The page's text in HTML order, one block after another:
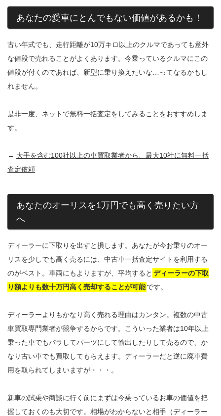
あなたの愛車にとんでもない価値があるかも！
古い年式でも、走行距離が10万キロ以上のクルマであっても意外
な値段で売れることがよくあります。今乗っているクルマにこの
値段が付くのであれば、新型に乗り換えたいな…ってなるかもし
れません。
是非一度、ネットで無料一括査定をしてみることをおすすめしま
す。
→ 大手を含む100社以上の車買取業者から、最大10社に無料一括
査定依頼
あなたのオーリスを1万円でも高く売りたい方
へ
ディーラーに下取りを出すと損します。あなたが今お乗りのオー
リスを少しでも高く売るには、中古車一括査定サイトを利用する
のがベスト。車両にもよりますが、平均すると ディーラーの下取
り額よりも数十万円高く売却することが可能です。
ディーラーよりもかなり高く売れる理由はカンタン。複数の中古
車買取専門業者が競争するからです。こういった業者は10年以上
乗った車でもバラしてパーツにして輸出したりして売るので、か
なり古い車でも買取してもらえます。ディーラーだと逆に廃車費
用を取られてしまいますが・・・。
新車の試乗や商談に行く前にまずは今乗っているお車の価値を把
握しておくのも大切です。相場がわからないと相手（ディーラー